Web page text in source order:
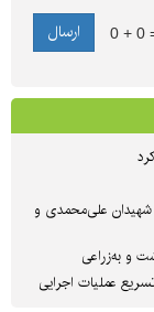
0 + 0
شهیدان علی‌محمدی و
و به‌زراعی
عملیات اجرایی